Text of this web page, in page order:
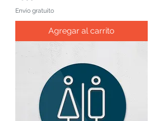
Envío gratuito
Agregar al carrito